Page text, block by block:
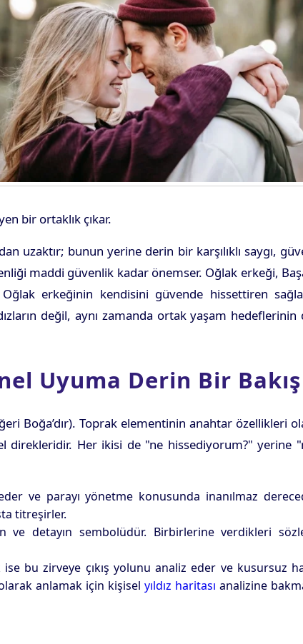
bir ortaklık çıkar.
uzaktır; bunun yerine derin bir karşılıklı saygı,
maddi güvenlik kadar önemser. Oğlak erkeği,
Oğlak erkeğinin kendisini güvende hissettiren
değil, aynı zamanda ortak yaşam hedeflerinin
Uyuma Derin Bir Bakış
Boğa’dır). Toprak elementinin anahtar özellikleri
direkleridir. Her ikisi de "ne hissediyorum?" yerine
ve parayı yönetme konusunda inanılmaz
titreşirler.
ve detayın sembolüdür. Birbirlerine verdikleri
ise bu zirveye çıkış yolunu analiz eder ve kusursuz
anlamak için kişisel yıldız haritası analizine